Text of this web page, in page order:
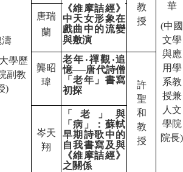
濤
學歷
副教
)
教
授
華
(中國
文學
與應
用學
系教
授兼
人文
學院
院長)
唐瑞
蘭
《維摩詰經》
中天女形象在
戲曲中的流變
與敷演
龔昭
瑋
老年‧禪觀‧追
憶──唐代詩僧
「老年」書寫
初探
許
聖
和
教
授
岑天
翔
「老」與
「病」：蘇軾
早期詩歌中的
自我書寫及與
《維摩詰經》
之關係